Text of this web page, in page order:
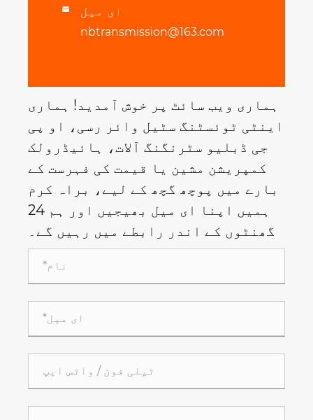
 ای میل
nbtransmission@163.com
ہماری ویب سائٹ پر خوش آمدید! ہماری
اینٹی ٹوئسٹنگ سٹیل وائر رسی، او پی
جی ڈبلیو سٹرنگنگ آلات، ہائیڈرولک
کمپریشن مشین یا قیمت کی فہرست کے
بارے میں پوچھ گچھ کے لیے، براہ کرم
ہمیں اپنا ای میل بھیجیں اور ہم 24
گھنٹوں کے اندر رابطے میں رہیں گے۔